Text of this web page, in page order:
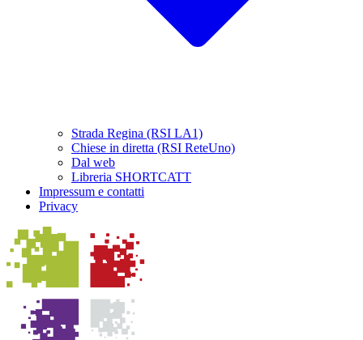
Strada Regina (RSI LA1)
Chiese in diretta (RSI ReteUno)
Dal web
Libreria SHORTCATT
Impressum e contatti
Privacy